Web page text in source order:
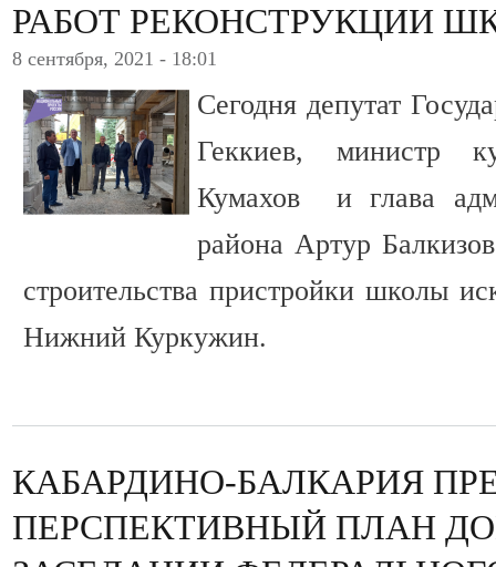
РАБОТ РЕКОНСТРУКЦИИ
8 сентября, 2021 - 18:01
Сегодня депутат
Геккиев, министр
Кумахов и глава
района Артур
строительства пристройки школы
Нижний Куркужин.
КАБАРДИНО-БАЛКАРИЯ
ПЕРСПЕКТИВНЫЙ ПЛАН